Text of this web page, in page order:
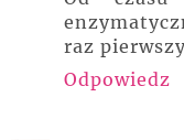
raz
Odpowiedz